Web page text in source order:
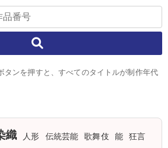
タンを押すと、すべてのタイトルが制作年代
織 人形 伝統芸能 歌舞伎 能 狂言